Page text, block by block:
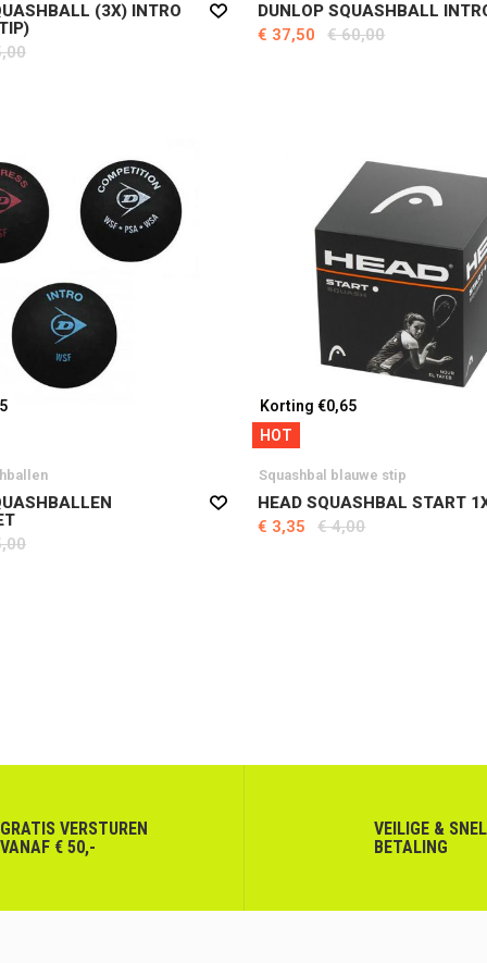
(3X) INTRO
DUNLOP SQUASHBALL
€ 37,50
€ 60,00
Korting €0,65
HOT
Squashbal blauwe stip
HEAD SQUASHBAL START
€ 3,35
€ 4,00
GRATIS VERSTUREN
VANAF € 50,-
VEILIGE &
BETALING